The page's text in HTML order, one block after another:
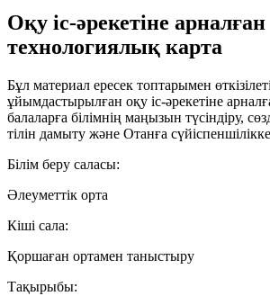
Оқу іс-әрекетіне арналған
технологиялық карта
Бұл материал ересек топтарымен
ұйымдастырылған оқу іс-әрекетіне
балаларға білімнің маңызын түсіндіру,
тілін дамыту және Отанға
Білім беру саласы:
Әлеуметтік орта
Кіші сала:
Қоршаған ортамен таныстыру
Тақырыбы: